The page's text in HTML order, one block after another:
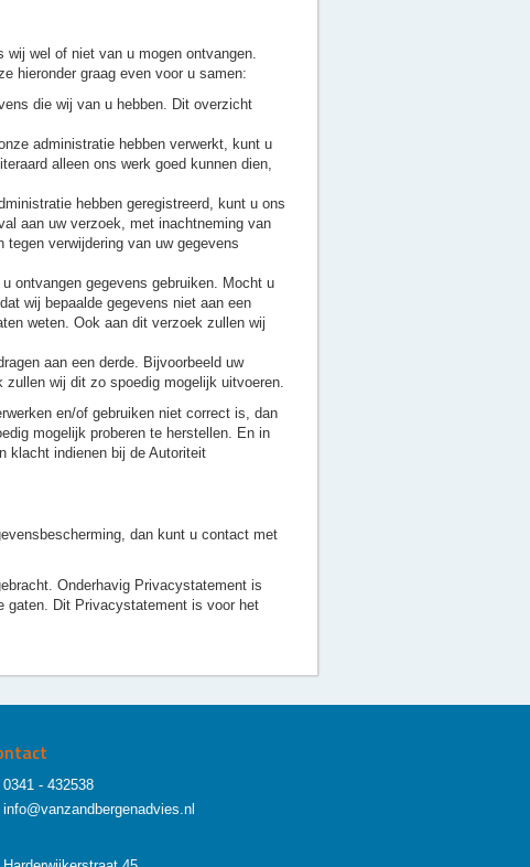
wel of niet van u mogen ontvangen.
hieronder graag even voor u samen:
die wij van u hebben. Dit overzicht
administratie hebben verwerkt, kunt u
alleen ons werk goed kunnen dien,
hebben geregistreerd, kunt u ons
aan uw verzoek, met inachtneming van
verwijdering van uw gegevens
ontvangen gegevens gebruiken. Mocht u
wij bepaalde gegevens niet aan een
weten. Ook aan dit verzoek zullen wij
aan een derde. Bijvoorbeeld uw
wij dit zo spoedig mogelijk uitvoeren.
en/of gebruiken niet correct is, dan
mogelijk proberen te herstellen. En in
klacht indienen bij de Autoriteit
dan kunt u contact met
Onderhavig Privacystatement is
gaten. Dit Privacystatement is voor het
- 432538
info@vanzandbergenadvies.nl